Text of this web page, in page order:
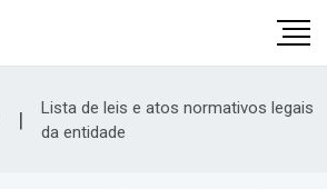
|
Lista de leis e atos normativos legais
da entidade